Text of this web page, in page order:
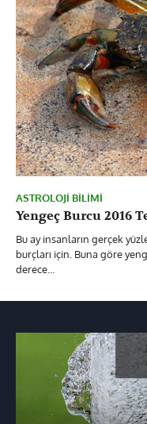
ASTROLOJI BILIMI
Yengeç Burcu 2016
Bu ay insanların gerçek
burçları için. Buna göre
derece…